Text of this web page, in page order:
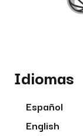
Idiomas
Español
English